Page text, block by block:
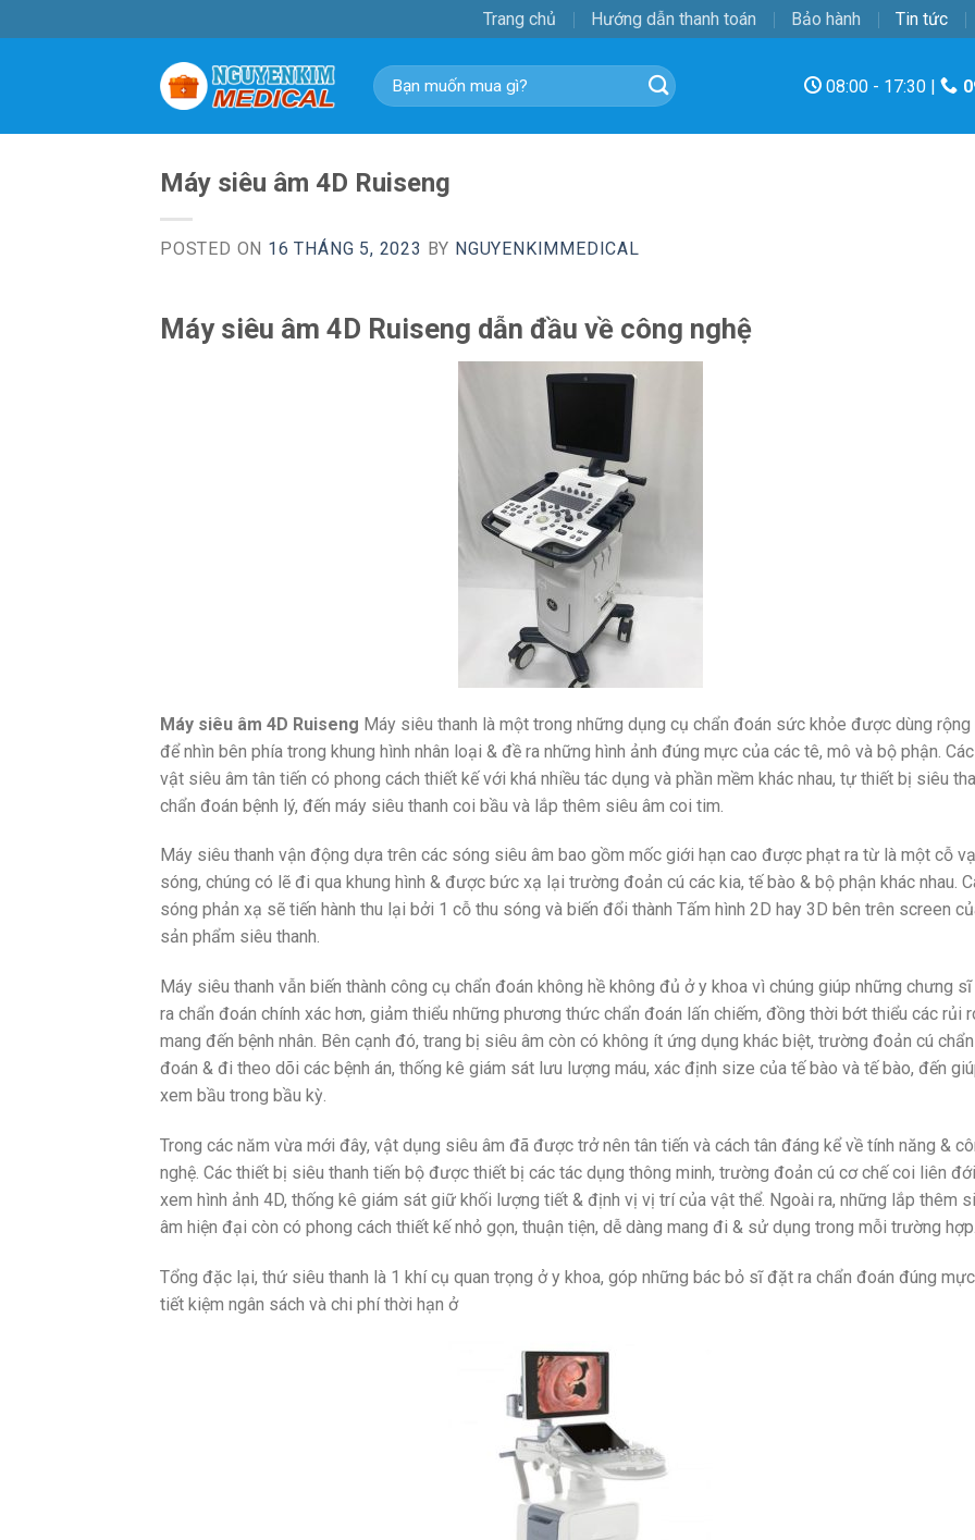
to
Trang chủ Hướng dẫn thanh toán Bảo hành Tin tức
Tìm
kiếm:
08:00 - 17:30 |
Máy siêu âm 4D Ruiseng
POSTED ON 16 THÁNG 5, 2023 BY NGUYENKIMMEDICAL
Máy siêu âm 4D Ruiseng dẫn đầu về công nghệ
Máy siêu âm 4D Ruiseng Máy siêu thanh là một trong những dụng cụ chẩn đoán sức khỏe được dùng rộng
để nhìn bên phía trong khung hình nhân loại & đề ra những hình ảnh đúng mực của các tê, mô và bộ phận.
vật siêu âm tân tiến có phong cách thiết kế với khá nhiều tác dụng và phần mềm khác nhau, tự thiết bị siêu
chẩn đoán bệnh lý, đến máy siêu thanh coi bầu và lắp thêm siêu âm coi tim.
Máy siêu thanh vận động dựa trên các sóng siêu âm bao gồm mốc giới hạn cao được phạt ra từ là một cỗ
sóng, chúng có lẽ đi qua khung hình & được bức xạ lại trường đoản cú các kia, tế bào & bộ phận khác nhau.
sóng phản xạ sẽ tiến hành thu lại bởi 1 cỗ thu sóng và biến đổi thành Tấm hình 2D hay 3D bên trên screen
sản phẩm siêu thanh.
Máy siêu thanh vẫn biến thành công cụ chẩn đoán không hề không đủ ở y khoa vì chúng giúp những chưng
ra chẩn đoán chính xác hơn, giảm thiểu những phương thức chẩn đoán lấn chiếm, đồng thời bớt thiểu các rủi
mang đến bệnh nhân. Bên cạnh đó, trang bị siêu âm còn có không ít ứng dụng khác biệt, trường đoản cú chẩn
đoán & đi theo dõi các bệnh án, thống kê giám sát lưu lượng máu, xác định size của tế bào và tế bào, đến
xem bầu trong bầu kỳ.
Trong các năm vừa mới đây, vật dụng siêu âm đã được trở nên tân tiến và cách tân đáng kể về tính năng &
nghệ. Các thiết bị siêu thanh tiến bộ được thiết bị các tác dụng thông minh, trường đoản cú cơ chế coi liên
xem hình ảnh 4D, thống kê giám sát giữ khối lượng tiết & định vị vị trí của vật thể. Ngoài ra, những lắp thêm
âm hiện đại còn có phong cách thiết kế nhỏ gọn, thuận tiện, dễ dàng mang đi & sử dụng trong mỗi trường hợp.
Tổng đặc lại, thứ siêu thanh là 1 khí cụ quan trọng ở y khoa, góp những bác bỏ sĩ đặt ra chẩn đoán đúng
tiết kiệm ngân sách và chi phí thời hạn ở